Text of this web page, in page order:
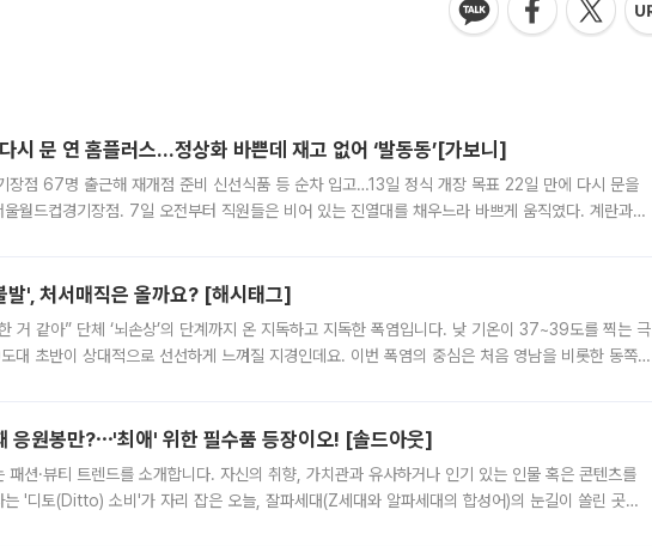
시 문 연 홈플러스…정상화 바쁜데 재고 없어 ‘발동동’[가보니]
장점 67명 출근해 재개점 준비 신선식품 등 순차 입고…13일 정식 개장 목표 22일 만에 다시 문을
울월드컵경기장점. 7일 오전부터 직원들은 비어 있는 진열대를 채우느라 바쁘게 움직였다. 계란과
발', 처서매직은 올까요? [해시태그]
거 같아” 단체 ‘뇌손상’의 단계까지 온 지독하고 지독한 폭염입니다. 낮 기온이 37~39도를 찍는 극
대 초반이 상대적으로 선선하게 느껴질 지경인데요. 이번 폭염의 중심은 처음 영남을 비롯한 동쪽
응원봉만?⋯'최애' 위한 필수품 등장이오! [솔드아웃]
패션·뷰티 트렌드를 소개합니다. 자신의 취향, 가치관과 유사하거나 인기 있는 인물 혹은 콘텐츠를
는 '디토(Ditto) 소비'가 자리 잡은 오늘, 잘파세대(Z세대와 알파세대의 합성어)의 눈길이 쏠린 곳은